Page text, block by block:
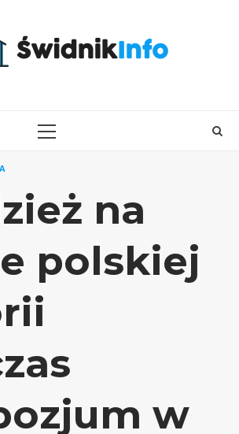
PRIMARY
na
polskiej
w